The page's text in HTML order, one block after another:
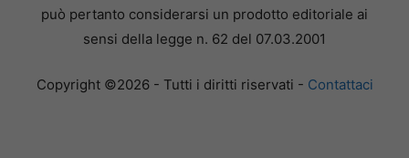
può pertanto considerarsi un prodotto editoriale ai
sensi della legge n. 62 del 07.03.2001
Copyright ©2026 - Tutti i diritti riservati - Contattaci